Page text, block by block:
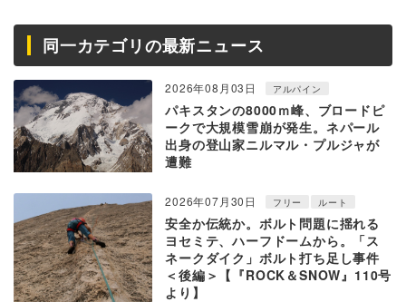
同一カテゴリの最新ニュース
2026年08月03日 アルパイン
パキスタンの8000ｍ峰、ブロードピ
ークで大規模雪崩が発生。ネパール
出身の登山家ニルマル・プルジャが
遭難
2026年07月30日 フリー ルート
安全か伝統か。ボルト問題に揺れる
ヨセミテ、ハーフドームから。「ス
ネークダイク」ボルト打ち足し事件
＜後編＞【『ROCK＆SNOW』110号
より】